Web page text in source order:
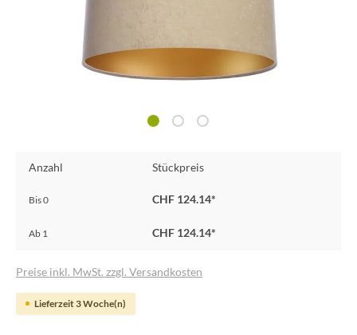
Anzahl Stückpreis
Bis0 CHF 124.14*
Ab 1 CHF 124.14*
Preise inkl. MwSt. zzgl. Versandkosten
Lieferzeit 3 Woche(n)